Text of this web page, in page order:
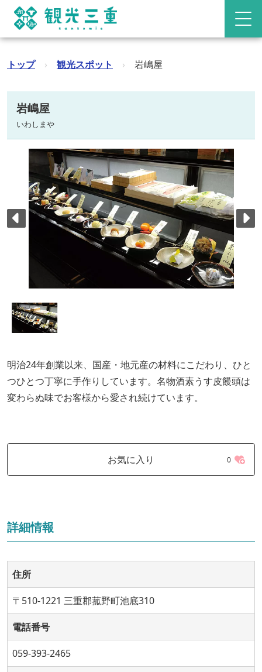
トップ › 観光スポット › 岩嶋屋
岩嶋屋
いわしまや
明治24年創業以来、国産・地元産の材料にこだわり、ひと
つひとつ丁寧に手作りしています。名物酒素うす皮饅頭は
変わらぬ味でお客様から愛され続けています。
お気に入り 0
詳細情報
住所
〒510-1221 三重郡菰野町池底310
電話番号
059-393-2465